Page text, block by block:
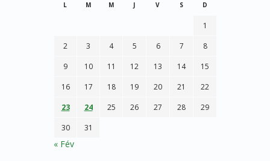
L M M J V S D
1
2
3 4 5 6 7
8
9
10 11 12 13 14
15
16
17 18 19 20 21
22
23
24 25 26 27 28
29
30
31
« Fév